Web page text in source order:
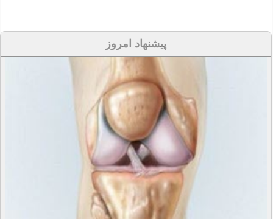
پیشنهاد امروز